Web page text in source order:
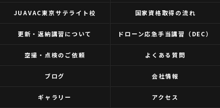
JUAVAC東京サテライト校 国家資格取得の流れ
更新・返納講習について ドローン応急手当講習（DEC）
空撮・点検のご依頼 よくある質問
ブログ 会社情報
ギャラリー アクセス